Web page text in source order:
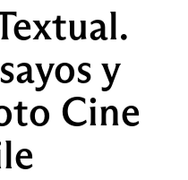
y
Cine